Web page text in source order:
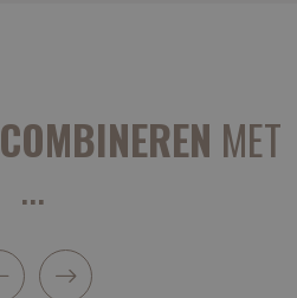
COMBINEREN MET
...